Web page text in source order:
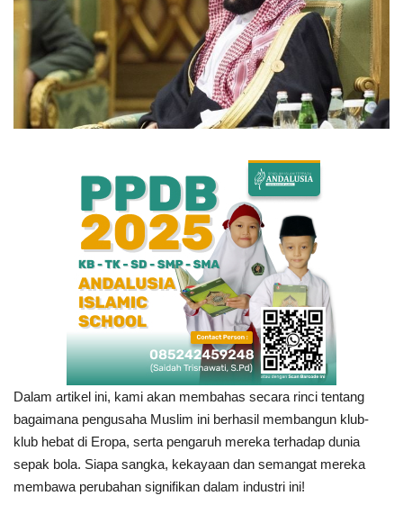
Al-Qur'an Online
Lifestyle
Olahraga
Kesehatan
Teknologi
Dalam artikel ini, kami akan membahas secara rinci tentang
bagaimana pengusaha Muslim ini berhasil membangun klub-
klub hebat di Eropa, serta pengaruh mereka terhadap dunia
sepak bola. Siapa sangka, kekayaan dan semangat mereka
membawa perubahan signifikan dalam industri ini!